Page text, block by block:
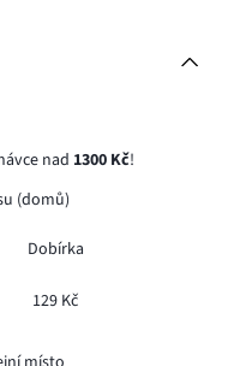
nad 1300 Kč!
(domů)
Dobírka
129 Kč